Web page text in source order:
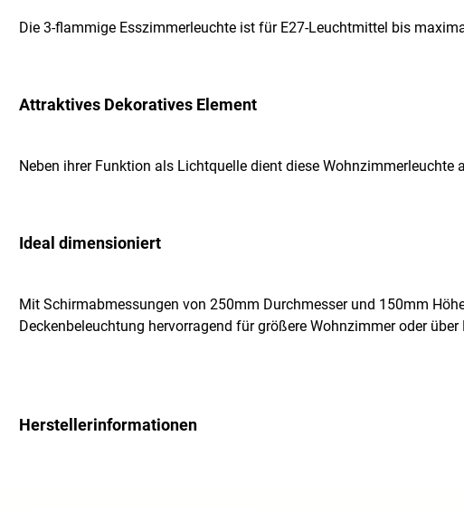
Die 3-flammige Esszimmerleuchte ist für E27-Leuchtmittel bis
Attraktives Dekoratives Element
Neben ihrer Funktion als Lichtquelle dient diese
Ideal dimensioniert
Mit Schirmabmessungen von 250mm Durchmesser und 150mm
Deckenbeleuchtung hervorragend für größere Wohnzimmer oder über
Herstellerinformationen